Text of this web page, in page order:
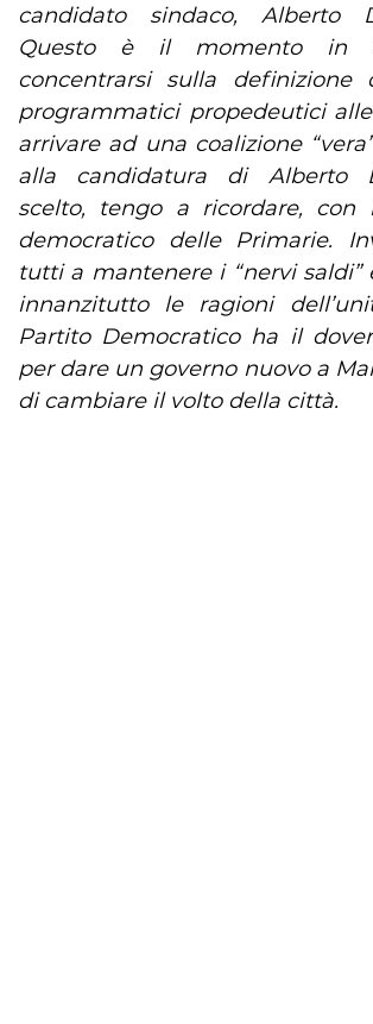
candidato sindaco, Alberto
Questo è il momento in
concentrarsi sulla definizione
programmatici propedeutici
arrivare ad una coalizione
alla candidatura di Alberto
scelto, tengo a ricordare, con
democratico delle Primarie.
tutti a mantenere i “nervi saldi”
innanzitutto le ragioni
Partito Democratico ha il
per dare un governo nuovo a
di cambiare il volto della città.